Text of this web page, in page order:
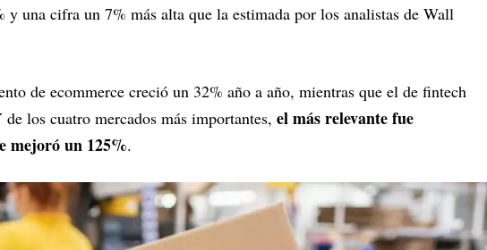
y una cifra un 7% más alta que la estimada por los analistas de Wall
de ecommerce creció un 32% año a año, mientras que el de fintech
los cuatro mercados más importantes, el más relevante fue
mejoró un 125%.